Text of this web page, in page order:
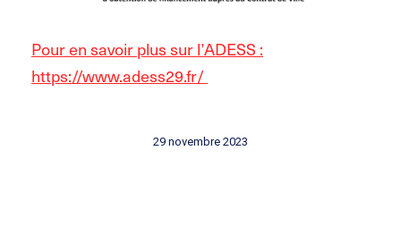
Pour en savoir plus sur l’ADESS :
https://www.adess29.fr/
29 novembre 2023